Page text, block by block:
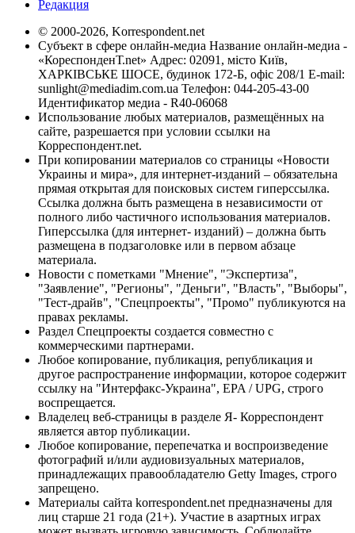
Редакция
© 2000-2026, Korrespondent.net
Субъект в сфере онлайн-медиа Название онлайн-медиа -
«КореспонденТ.net» Адрес: 02091, місто Київ,
ХАРКІВСЬКЕ ШОСЕ, будинок 172-Б, офіс 208/1 E-mail:
sunlight@mediadim.com.ua Телефон: 044-205-43-00
Идентификатор медиа - R40-06068
Использование любых материалов, размещённых на
сайте, разрешается при условии ссылки на
Корреспондент.net.
При копировании материалов со страницы «Новости
Украины и мира», для интернет-изданий – обязательна
прямая открытая для поисковых систем гиперссылка.
Ссылка должна быть размещена в независимости от
полного либо частичного использования материалов.
Гиперссылка (для интернет- изданий) – должна быть
размещена в подзаголовке или в первом абзаце
материала.
Новости с пометками "Мнение", "Экспертиза",
"Заявление", "Регионы", "Деньги", "Власть", "Выборы",
"Тест-драйв", "Спецпроекты", "Промо" публикуются на
правах рекламы.
Раздел Спецпроекты создается совместно с
коммерческими партнерами.
Любое копирование, публикация, републикация и
другое распространение информации, которое содержит
ссылку на "Интерфакс-Украина", EPA / UPG, строго
воспрещается.
Владелец веб-страницы в разделе Я- Корреспондент
является автор публикации.
Любое копирование, перепечатка и воспроизведение
фотографий и/или аудиовизуальных материалов,
принадлежащих правообладателю Getty Images, строго
запрещено.
Материалы сайта korrespondent.net предназначены для
лиц старше 21 года (21+). Участие в азартных играх